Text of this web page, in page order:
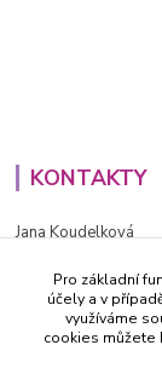
KONTAKTY
Jana Koudelková
PO - PÁ (8-16h)
info@decida.cz
Pro základní
účely a v
využíváme
cookies můžete